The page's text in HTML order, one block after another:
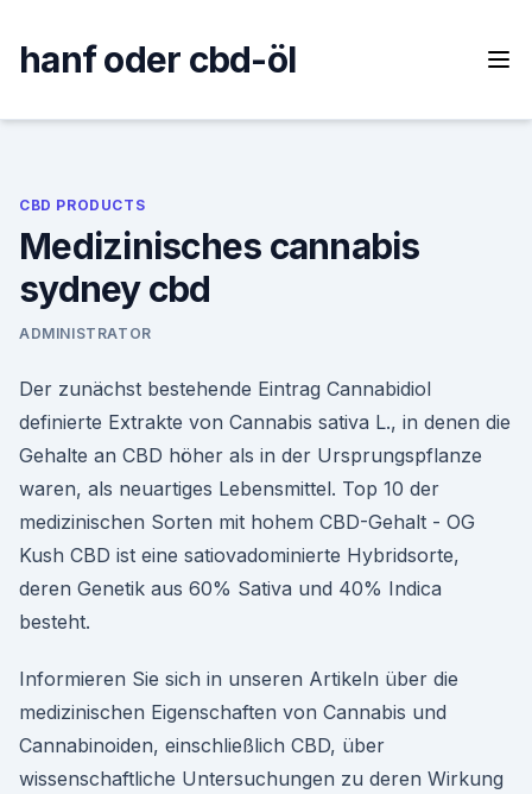
content
hanf oder cbd-öl
CBD PRODUCTS
Medizinisches cannabis
sydney cbd
ADMINISTRATOR
Der zunächst bestehende Eintrag Cannabidiol
definierte Extrakte von Cannabis sativa L., in denen die
Gehalte an CBD höher als in der Ursprungspflanze
waren, als neuartiges Lebensmittel. Top 10 der
medizinischen Sorten mit hohem CBD-Gehalt - OG
Kush CBD ist eine satiovadominierte Hybridsorte,
deren Genetik aus 60% Sativa und 40% Indica
besteht.
Informieren Sie sich in unseren Artikeln über die
medizinischen Eigenschaften von Cannabis und
Cannabinoiden, einschließlich CBD, über
wissenschaftliche Untersuchungen zu deren Wirkung